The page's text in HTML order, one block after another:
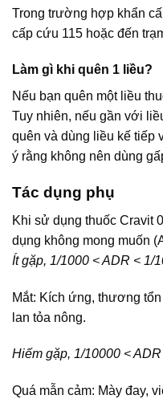
Trong trường hợp khẩn
cấp cứu 115 hoặc đến
Làm gì khi quên 1 liều?
Nếu bạn quên một liều
Tuy nhiên, nếu gần với
quên và dùng liều kế tiếp
ý rằng không nên dùng
Tác dụng phụ
Khi sử dụng thuốc Cravit
dụng không mong muốn
Ít gặp, 1/1000 < ADR < 1/
Mắt: Kích ứng, thương
lan tỏa nông.
Hiếm gặp, 1/10000 <
Quá mẫn cảm: Mày đay,